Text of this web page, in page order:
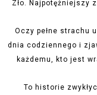
Zło. Najpotężniejszy
Oczy pełne strachu
dnia codziennego i
każdemu, kto jest
To historie